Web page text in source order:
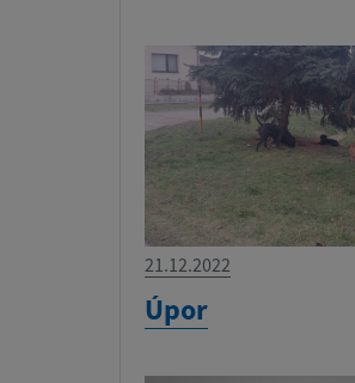
21.12.2022
Úpor